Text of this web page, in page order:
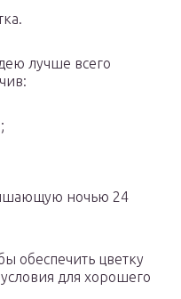
лучше всего
ночью 24
обеспечить цветку
для хорошего